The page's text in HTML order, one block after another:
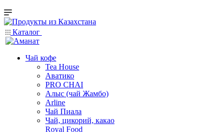
Каталог
Чай кофе
Tea House
Аватико
PRO CHAI
Алыс (чай Жамбо)
Arline
Чай Пиала
Чай, цикорий, какао
Royal Food